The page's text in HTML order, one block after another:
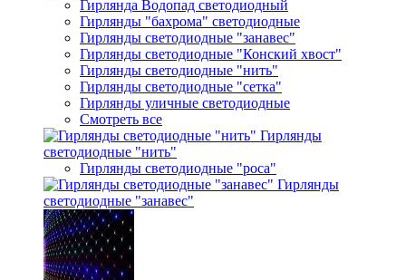
Гирлянда Водопад светодиодный
Гирлянды "бахрома" светодиодные
Гирлянды светодиодные "занавес"
Гирлянды светодиодные "Конский хвост"
Гирлянды светодиодные "нить"
Гирлянды светодиодные "сетка"
Гирлянды уличные светодиодные
Смотреть все
Гирлянды
светодиодные "нить"
Гирлянды светодиодные "роса"
Гирлянды
светодиодные "занавес"